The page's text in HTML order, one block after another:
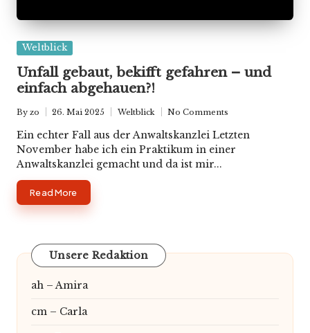
Posted
Weltblick
Unfall gebaut, bekifft gefahren – und
einfach abgehauen?!
Posted
by
By zo 26. Mai 2025
Posted
in
Weltblick No Comments
Ein echter Fall aus der Anwaltskanzlei Letzten
November habe ich ein Praktikum in einer
Anwaltskanzlei gemacht und da ist mir...
Read More
Unsere Redaktion
ah – Amira
cm – Carla